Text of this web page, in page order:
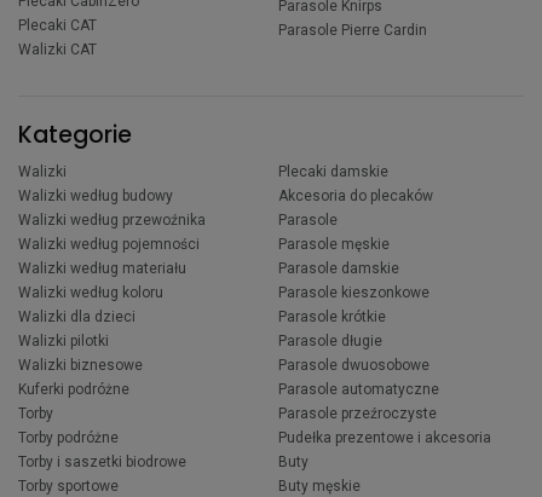
Plecaki CAT
Walizki CAT
Parasole Knirps
Parasole Pierre Cardin
Kategorie
Walizki
Walizki według budowy
Walizki według przewoźnika
Walizki według pojemności
Walizki według materiału
Walizki według koloru
Walizki dla dzieci
Walizki pilotki
Walizki biznesowe
Kuferki podróżne
Torby
Torby podróżne
Torby i saszetki biodrowe
Torby sportowe
Plecaki damskie
Akcesoria do plecaków
Parasole
Parasole męskie
Parasole damskie
Parasole kieszonkowe
Parasole krótkie
Parasole długie
Parasole dwuosobowe
Parasole automatyczne
Parasole przeźroczyste
Pudełka prezentowe i akcesoria
Buty
Buty męskie